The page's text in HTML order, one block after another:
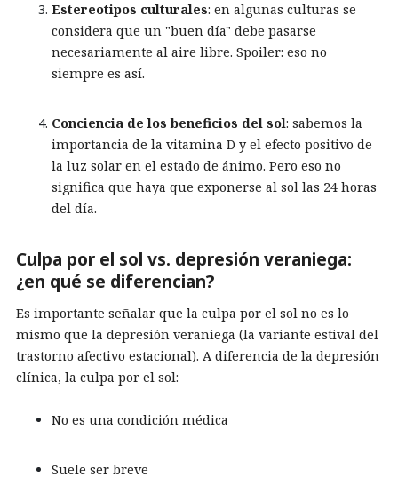
Estereotipos culturales: en algunas culturas se
considera que un "buen día" debe pasarse
necesariamente al aire libre. Spoiler: eso no
siempre es así.
Conciencia de los beneficios del sol: sabemos la
importancia de la vitamina D y el efecto positivo de
la luz solar en el estado de ánimo. Pero eso no
significa que haya que exponerse al sol las 24 horas
del día.
Culpa por el sol vs. depresión veraniega:
¿en qué se diferencian?
Es importante señalar que la culpa por el sol no es lo
mismo que la depresión veraniega (la variante estival del
trastorno afectivo estacional). A diferencia de la depresión
clínica, la culpa por el sol:
No es una condición médica
Suele ser breve